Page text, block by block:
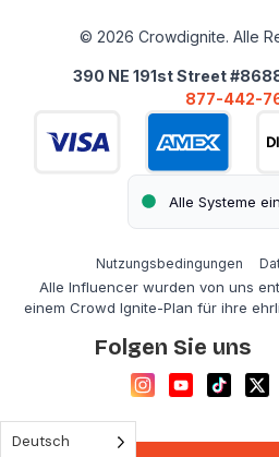
© 2026 Crowdignite. Alle
390 NE 191st Street
877-442-
Alle Systeme
Nutzungsbedingungen
Alle Influencer wurden von uns
einem Crowd Ignite-Plan für ihre
Folgen Sie uns
Deutsch